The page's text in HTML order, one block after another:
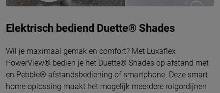
Elektrisch bediend Duette® Shades
Wil je maximaal gemak en comfort? Met Luxaflex
PowerView® bedien je het Duette® Shades op afstand met
en Pebble® afstandsbediening of smartphone. Deze smart
home oplossing maakt het mogelijk meerdere rolgordijnen